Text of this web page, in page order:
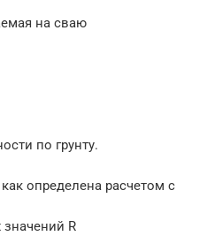
на сваю
по грунту.
определена расчетом с
R